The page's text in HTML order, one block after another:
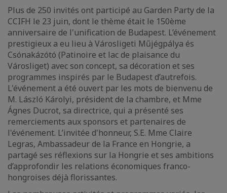
Plus de 250 invités ont participé au Garden Party de la
CCIFH le 23 juin, dont le thème était le 150ème
anniversaire de l'unification de Budapest. L’événement
prestigieux a eu lieu à Városligeti Műjégpálya és
Csónakázótó (Patinoire et lac de plaisance du
Városliget) avec son concept, sa décoration et ses
programmes inspirés par le Budapest d’autrefois.
L'événement a été ouvert par les mots de bienvenu de
M. László Károlyi, président de la chambre, et Mme
Ágnes Ducrot, sa directrice, qui a présenté ses
remerciements aux sponsors et partenaires de
l'événement. L’invitée d'honneur, S.E. Mme Claire
Legras, Ambassadeur de la France en Hongrie, a
partagé ses réflexions sur la Hongrie et ses ambitions
d’approfondir les relations économiques franco-
hongroises déjà florissantes.